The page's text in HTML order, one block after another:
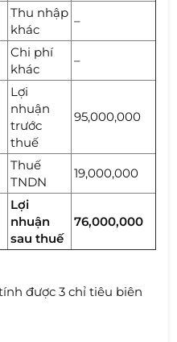
Thu nhập
khác
–
Chi phí
khác
–
Lợi
nhuận
trước
thuế
95,000,000
Thuế
TNDN
19,000,000
Lợi
nhuận
sau thuế
76,000,000
được 3 chỉ tiêu biên